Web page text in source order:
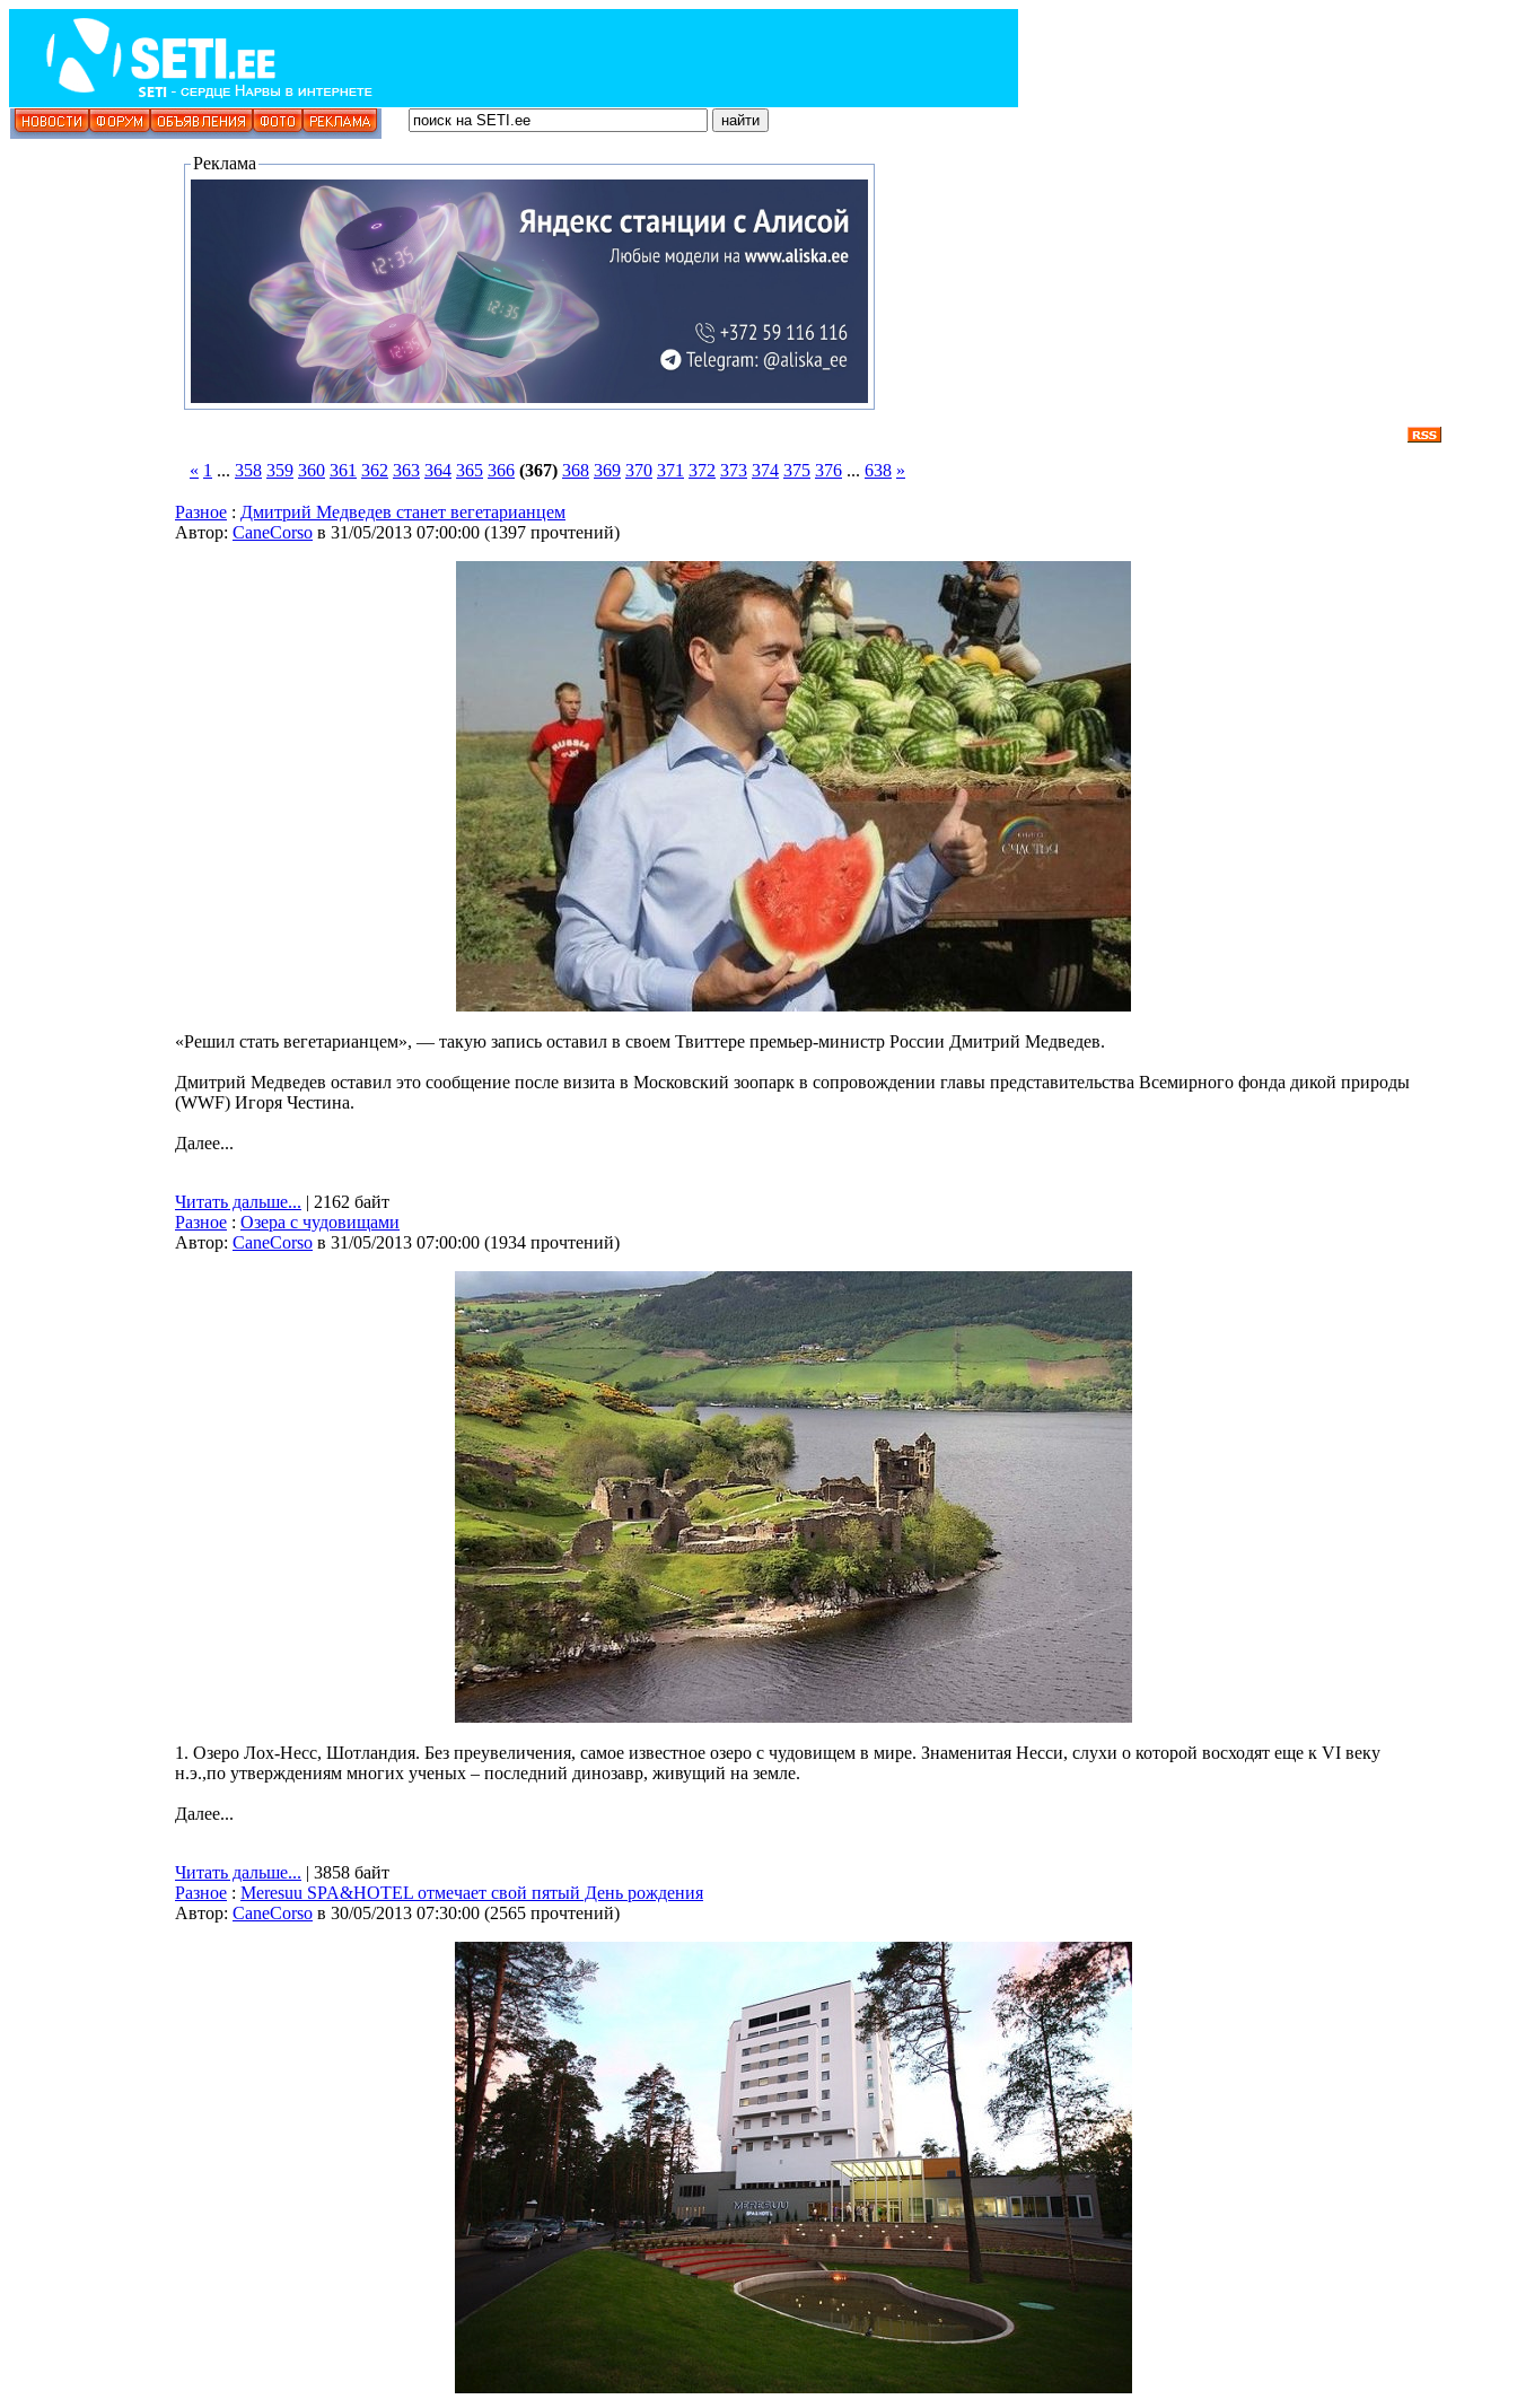
Реклама
« 1 ... 358 359 360 361 362 363 364 365 366 (367) 368 369 370 371 372 373 374 375 376 ... 638 »
Разное : Дмитрий Медведев станет вегетарианцем
Автор: CaneCorso в 31/05/2013 07:00:00 (1397 прочтений)
«Решил стать вегетарианцем», — такую запись оставил в своем Твиттере премьер-министр России Дмитрий Медведев.
Дмитрий Медведев оставил это сообщение после визита в Московский зоопарк в сопровождении главы представительства Всемирного фонда дикой природы
(WWF) Игоря Честина.
Далее...
Читать дальше... | 2162 байт
Разное : Озера с чудовищами
Автор: CaneCorso в 31/05/2013 07:00:00 (1934 прочтений)
1. Озеро Лох-Несс, Шотландия. Без преувеличения, самое известное озеро с чудовищем в мире. Знаменитая Несси, слухи о которой восходят еще к VI веку
н.э.,по утверждениям многих ученых – последний динозавр, живущий на земле.
Далее...
Читать дальше... | 3858 байт
Разное : Meresuu SPA&HOTEL отмечает свой пятый День рождения
Автор: CaneCorso в 30/05/2013 07:30:00 (2565 прочтений)